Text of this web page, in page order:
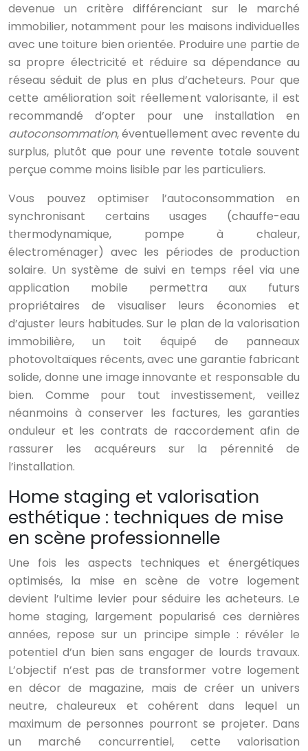
devenue un critère différenciant sur le marché
immobilier, notamment pour les maisons individuelles
avec une toiture bien orientée. Produire une partie de
sa propre électricité et réduire sa dépendance au
réseau séduit de plus en plus d’acheteurs. Pour que
cette amélioration soit réellement valorisante, il est
recommandé d’opter pour une installation en
autoconsommation, éventuellement avec revente du
surplus, plutôt que pour une revente totale souvent
perçue comme moins lisible par les particuliers.
Vous pouvez optimiser l’autoconsommation en
synchronisant certains usages (chauffe-eau
thermodynamique, pompe à chaleur,
électroménager) avec les périodes de production
solaire. Un système de suivi en temps réel via une
application mobile permettra aux futurs
propriétaires de visualiser leurs économies et
d’ajuster leurs habitudes. Sur le plan de la valorisation
immobilière, un toit équipé de panneaux
photovoltaïques récents, avec une garantie fabricant
solide, donne une image innovante et responsable du
bien. Comme pour tout investissement, veillez
néanmoins à conserver les factures, les garanties
onduleur et les contrats de raccordement afin de
rassurer les acquéreurs sur la pérennité de
l’installation.
Home staging et valorisation
esthétique : techniques de mise
en scène professionnelle
Une fois les aspects techniques et énergétiques
optimisés, la mise en scène de votre logement
devient l’ultime levier pour séduire les acheteurs. Le
home staging, largement popularisé ces dernières
années, repose sur un principe simple : révéler le
potentiel d’un bien sans engager de lourds travaux.
L’objectif n’est pas de transformer votre logement
en décor de magazine, mais de créer un univers
neutre, chaleureux et cohérent dans lequel un
maximum de personnes pourront se projeter. Dans
un marché concurrentiel, cette valorisation